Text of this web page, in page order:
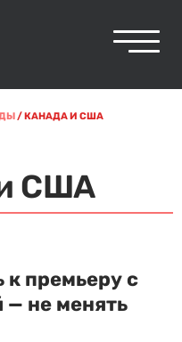
/КАНАДА И США
США
премьеру с
— не менять